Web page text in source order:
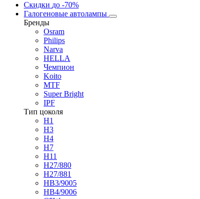
Скидки до -70%
Галогеновые автолампы
Бренды
Osram
Philips
Narva
HELLA
Чемпион
Koito
MTF
Super Bright
IPF
Тип цоколя
H1
H3
H4
H7
H11
H27/880
H27/881
HB3/9005
HB4/9006